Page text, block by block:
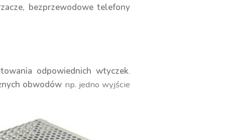
bezprzewodowe telefony
odpowiednich wtyczek.
obwodów np. jedno wyjście